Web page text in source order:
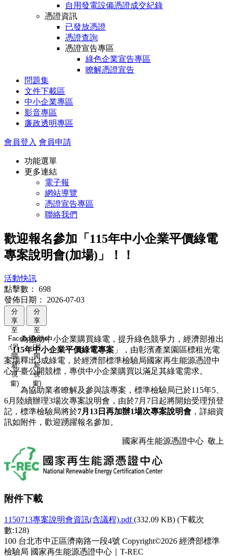
自用發電設備憑證成交紀錄
憑證資訊
已發放憑證
憑證查詢
憑證宣告專區
綠色企業宣告專區
瞭解憑證宣告
問題集
文件下載區
中小企業專區
影音專區
廉政透明專區
會員登入 會員申請
功能選單
更多連結
電子報
網站導覽
憑證宣告專區
聯絡我們
歡迎報名參加「115年中小企業平價綠電
專案說明會(加場)」！！
活動快訊
點擊數：
698
發佈日期：
2026-07-03
分
享
至
Facebook
(另
開
新
視
窗)
分
享
至
Twitter
(另
開
新
視
窗)
為協助中小企業購買綠電，提升綠色競爭力，經濟部推出
「115年中小企業平價綠電專案 」，由彰濱產業園區標租光電
案場釋出3成綠電，於經濟部標準檢驗局國家再生能源憑證中
心平臺公開競標，專供中小企業購買以滿足其綠電需求。
為協助業者瞭解及參與該專案，標準檢驗局已於115年5
6月陸續辦理3場次專案說明會，由於7月 7日起將開始受理預登
記，標準檢驗局將於7月 13 日再加辦1場次專案說明會 ，詳細資
訊如附件，歡迎踴躍報名參加。
國家再生能源憑證中心 敬上
附件下載
1150713專案說明會資訊(含議程).pdf(332.09 KB) (下載次
數:128)
100 台北市中正區濟南路一段4號 Copyright©2026 經濟部標準
檢驗局 國家再生能源憑證中心｜T-REC